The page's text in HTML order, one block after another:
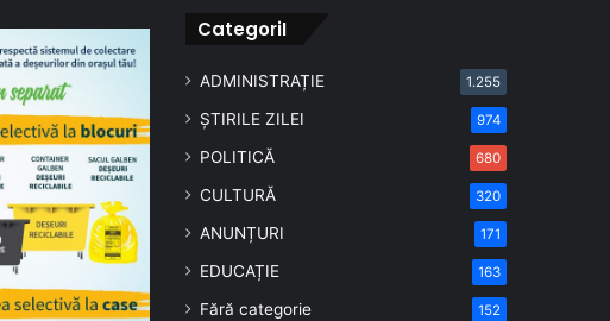
CategoriI
ADMINISTRAȚIE 1.255
ȘTIRILE ZILEI 974
POLITICĂ 680
CULTURĂ 320
ANUNȚURI 171
EDUCAȚIE 163
Fără categorie 152